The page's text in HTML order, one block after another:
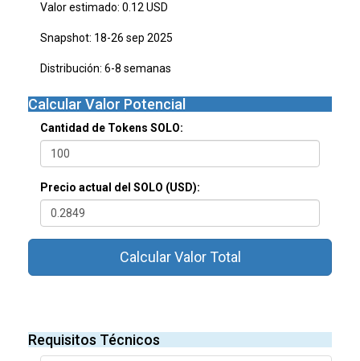
Valor estimado: 0.12 USD
Snapshot: 18-26 sep 2025
Distribución: 6-8 semanas
Calcular Valor Potencial
Cantidad de Tokens SOLO:
Precio actual del SOLO (USD):
Calcular Valor Total
Requisitos Técnicos